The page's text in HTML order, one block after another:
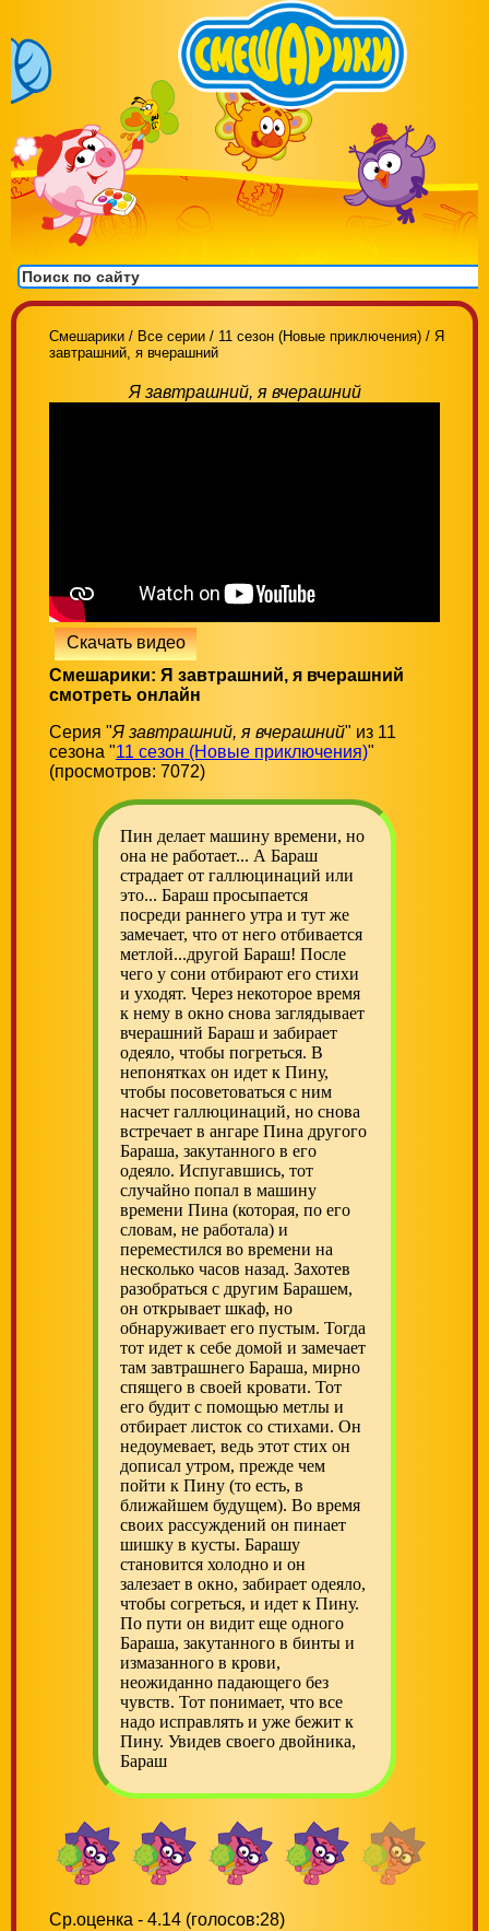
Смешарики / Все серии / 11 сезон (Новые приключения) / Я
завтрашний, я вчерашний
Я завтрашний, я вчерашний
Скачать видео
Смешарики: Я завтрашний, я вчерашний
смотреть онлайн
Серия "Я завтрашний, я вчерашний" из 11
сезона "11 сезон (Новые приключения)"
(просмотров: 7072)
Пин делает машину времени, но
она не работает... А Бараш
страдает от галлюцинаций или
это... Бараш просыпается
посреди раннего утра и тут же
замечает, что от него отбивается
метлой...другой Бараш! После
чего у сони отбирают его стихи
и уходят. Через некоторое время
к нему в окно снова заглядывает
вчерашний Бараш и забирает
одеяло, чтобы погреться. В
непонятках он идет к Пину,
чтобы посоветоваться с ним
насчет галлюцинаций, но снова
встречает в ангаре Пина другого
Бараша, закутанного в его
одеяло. Испугавшись, тот
случайно попал в машину
времени Пина (которая, по его
словам, не работала) и
переместился во времени на
несколько часов назад. Захотев
разобраться с другим Барашем,
он открывает шкаф, но
обнаруживает его пустым. Тогда
тот идет к себе домой и замечает
там завтрашнего Бараша, мирно
спящего в своей кровати. Тот
его будит с помощью метлы и
отбирает листок со стихами. Он
недоумевает, ведь этот стих он
дописал утром, прежде чем
пойти к Пину (то есть, в
ближайшем будущем). Во время
своих рассуждений он пинает
шишку в кусты. Барашу
становится холодно и он
залезает в окно, забирает одеяло,
чтобы согреться, и идет к Пину.
По пути он видит еще одного
Бараша, закутанного в бинты и
измазанного в крови,
неожиданно падающего без
чувств. Тот понимает, что все
надо исправлять и уже бежит к
Пину. Увидев своего двойника,
Бараш
Ср.оценка - 4.14 (голосов:28)